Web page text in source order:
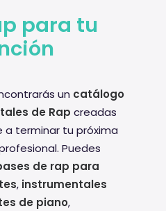
para tu
un catálogo
de Rap creadas
a terminar tu próxima
Puedes
de rap para
, instrumentales
de piano,